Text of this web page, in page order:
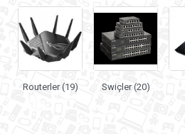
Routerler (19) Swiçler (20)